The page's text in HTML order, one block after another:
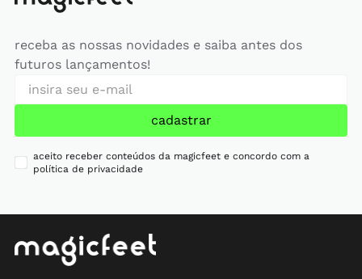
receba as nossas novidades e saiba antes dos
futuros lançamentos!
cadastrar
aceito receber conteúdos da magicfeet e concordo com a
política de privacidade